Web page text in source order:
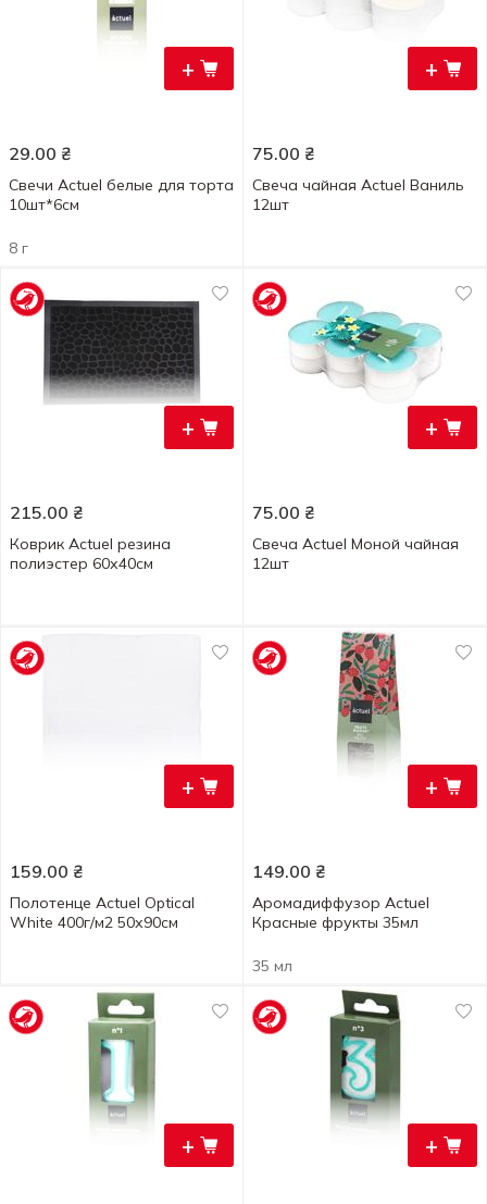
+
29.00 ₴
Свечи Actuel белые для торта
10шт*6см
8 г
+
75.00 ₴
Свеча чайная Actuel Ваниль
12шт
+
215.00 ₴
Коврик Actuel резина
полиэстер 60х40см
+
75.00 ₴
Свеча Actuel Моной чайная
12шт
+
159.00 ₴
Полотенце Actuel Optical
White 400г/м2 50х90см
+
149.00 ₴
Аромадиффузор Actuel
Красные фрукты 35мл
35 мл
+ +